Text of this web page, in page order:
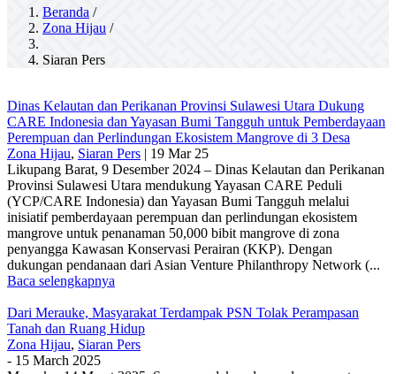
Beranda /
Zona Hijau /
Siaran Pers
Dinas Kelautan dan Perikanan Provinsi Sulawesi Utara Dukung
CARE Indonesia dan Yayasan Bumi Tangguh untuk Pemberdayaan
Perempuan dan Perlindungan Ekosistem Mangrove di 3 Desa
Zona Hijau, Siaran Pers | 19 Mar 25
Likupang Barat, 9 Desember 2024 – Dinas Kelautan dan Perikanan
Provinsi Sulawesi Utara mendukung Yayasan CARE Peduli
(YCP/CARE Indonesia) dan Yayasan Bumi Tangguh melalui
inisiatif pemberdayaan perempuan dan perlindungan ekosistem
mangrove untuk penanaman 50,000 bibit mangrove di zona
penyangga Kawasan Konservasi Perairan (KKP). Dengan
dukungan pendanaan dari Asian Venture Philanthropy Network (...
Baca selengkapnya
Dari Merauke, Masyarakat Terdampak PSN Tolak Perampasan
Tanah dan Ruang Hidup
Zona Hijau, Siaran Pers
- 15 March 2025